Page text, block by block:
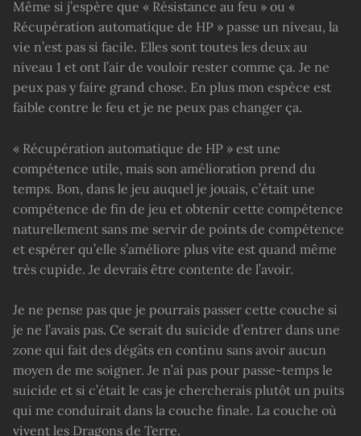
Même si j’espère que « Résistance au feu » ou «
Récupération automatique de HP » passe un niveau, la
vie n’est pas si facile. Elles sont toutes les deux au
niveau 1 et ont l’air de vouloir rester comme ça. Je ne
peux pas y faire grand chose. En plus mon espèce est
faible contre le feu et je ne peux pas changer ça.
« Récupération automatique de HP » est une
compétence utile, mais son amélioration prend du
temps. Bon, dans le jeu auquel je jouais, c’était une
compétence de fin de jeu et obtenir cette compétence
naturellement sans me servir de points de compétence
et espérer qu’elle s’améliore plus vite est quand même
très cupide. Je devrais être contente de l’avoir.
Je ne pense pas que je pourrais passer cette couche si
je ne l’avais pas. Ce serait du suicide d’entrer dans une
zone qui fait des dégâts en continu sans avoir aucun
moyen de me soigner. Je n’ai pas pour passe-temps le
suicide et si c’était le cas je chercherais plutôt un puits
qui me conduirait dans la couche finale. La couche où
vivent les Dragons de Terre.